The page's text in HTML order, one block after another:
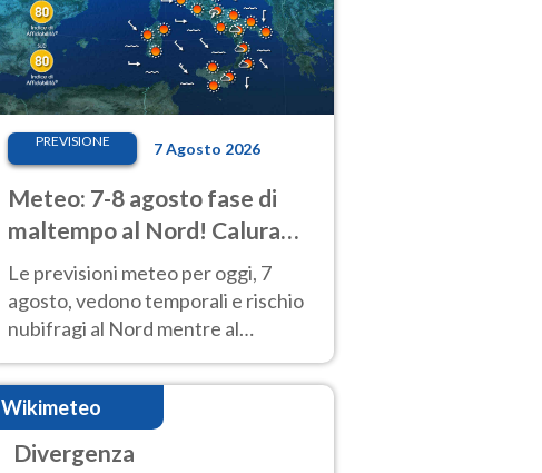
PREVISIONE 7 Agosto 2026
Meteo: 7-8 agosto fase di
maltempo al Nord! Calura
fino a Ferragosto
Le previsioni meteo per oggi, 7
agosto, vedono temporali e rischio
nubifragi al Nord mentre al
Centro-Sud sole e caldo sempre
molto intenso.
Wikimeteo
Divergenza